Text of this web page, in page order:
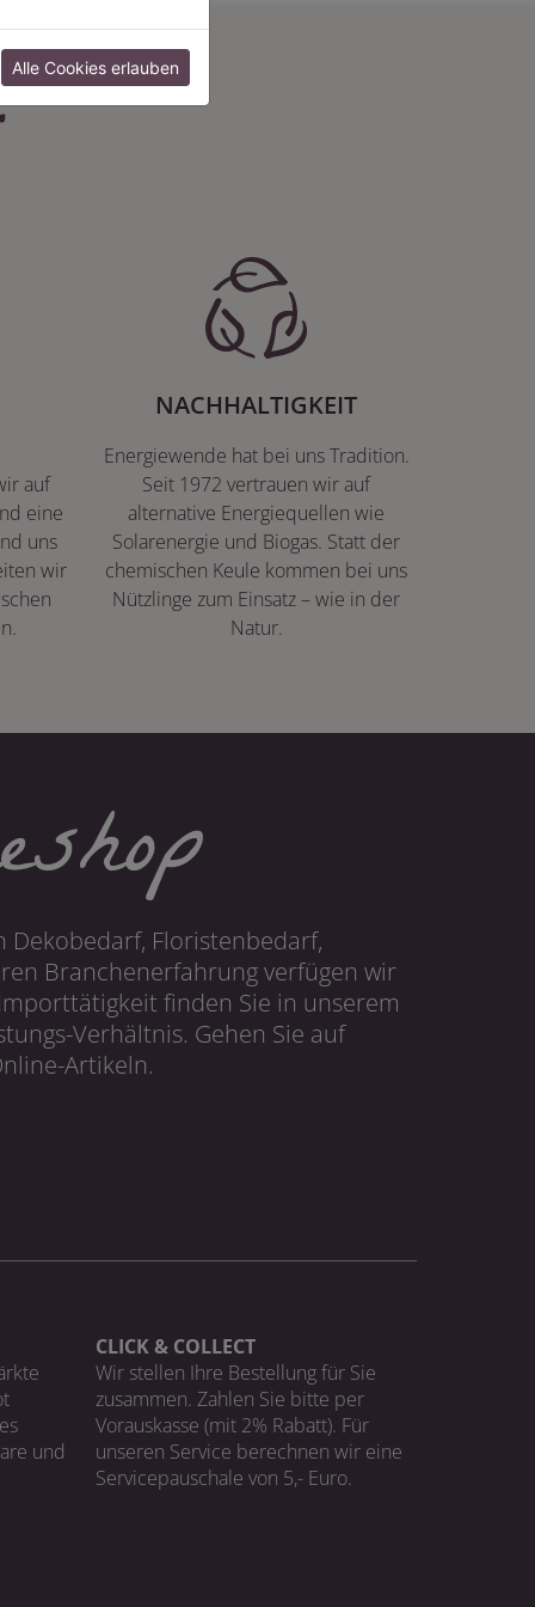
auf
eine
uns
wir
NACHHALTIGKEIT
Energiewende hat bei uns Tradition.
Seit 1972 vertrauen wir auf
alternative Energiequellen wie
Solarenergie und Biogas. Statt der
chemischen Keule kommen bei uns
Nützlinge zum Einsatz – wie in der
Natur.
Floristenbedarf,
Branchenerfahrung verfügen wir
finden Sie in unserem
Verhältnis. Gehen Sie auf
Artikeln.
und
CLICK & COLLECT
Wir stellen Ihre Bestellung für Sie
zusammen. Zahlen Sie bitte per
Vorauskasse (mit 2% Rabatt). Für
unseren Service berechnen wir eine
Servicepauschale von 5,- Euro.
Alle Cookies erlauben